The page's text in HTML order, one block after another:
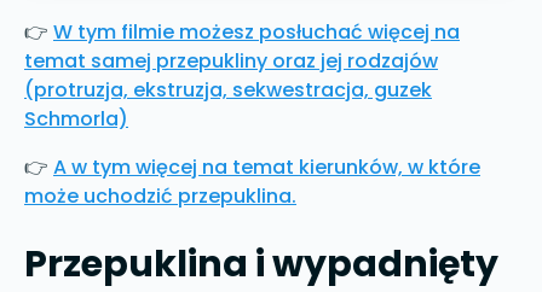
👉 W tym filmie możesz posłuchać więcej na
temat samej przepukliny oraz jej rodzajów
(protruzja, ekstruzja, sekwestracja, guzek
Schmorla)
👉 A w tym więcej na temat kierunków, w które
może uchodzić przepuklina.
Przepuklina i wypadnięty